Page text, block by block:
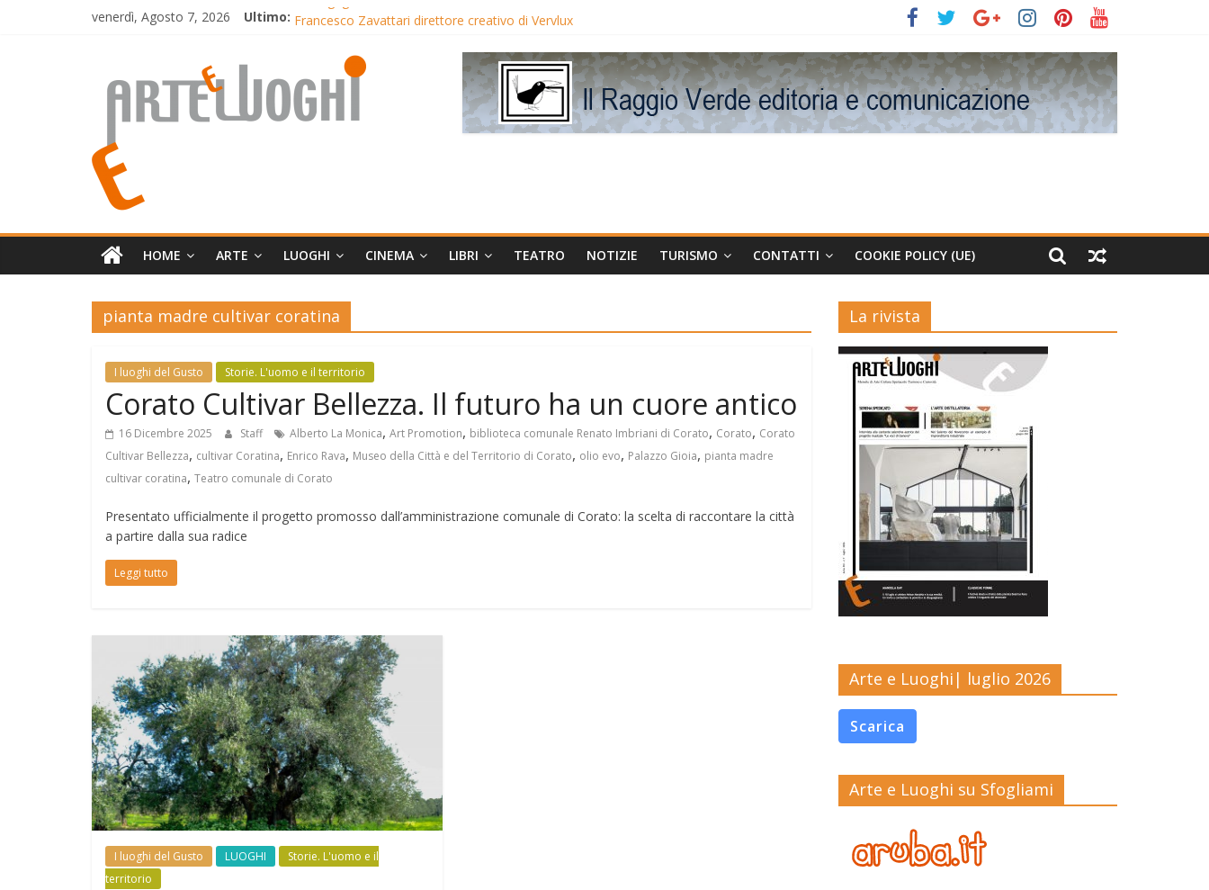
venerdì, Agosto 7, 2026 Ultimo: A Borgagne il torneo Avis
Sere d’Estate
Il capolavoro di Blake Edwards in proiezione per i LunedìLùmière
LunedìLùMière omaggia la regista Liliana Cavani e Tomas Milian
Arte
Luoghi
Mensile
di
arte,
cultura,
turismo
HOME ARTE LUOGHI CINEMA LIBRI TEATRO NOTIZIE TURISMO CONTATTI COOKIE POLICY (UE)
pianta madre cultivar coratina
I luoghi del Gusto Storie. L'uomo e il territorio
Corato Cultivar Bellezza. Il futuro ha un cuore antico
16 Dicembre 2025 Staff Alberto La Monica, Art Promotion, biblioteca comunale Renato Imbriani di Corato, Corato, Corato
Cultivar Bellezza, cultivar Coratina, Enrico Rava, Museo della Città e del Territorio di Corato, olio evo, Palazzo Gioia, pianta madre
cultivar coratina, Teatro comunale di Corato
Presentato ufficialmente il progetto promosso dall’amministrazione comunale di Corato: la scelta di raccontare la città
a partire dalla sua radice
Leggi tutto
I luoghi del Gusto LUOGHI
Storie. L'uomo e il
territorio
La rivista
Arte e Luoghi| luglio 2026
Scarica
Arte e Luoghi su Sfogliami